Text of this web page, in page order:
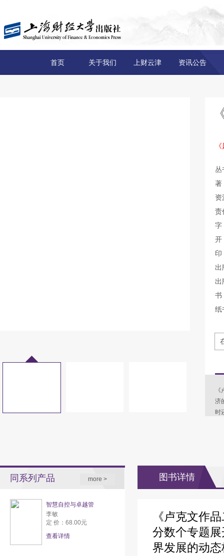
首页 关于我们 上财云津 资讯公告
丛
著
资
责
出
出
纸
济
时
同系列产品 more >
智慧自控与卓越管
李敏
定 价：68.00元
查看详情
图书详情
《卢克文作
分数个专题
界发展的动